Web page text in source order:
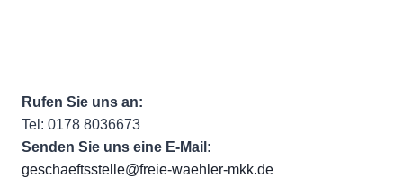
Rufen Sie uns an:
Tel: 0178 8036673
Senden Sie uns eine E-Mail:
geschaeftsstelle@freie-waehler-mkk.de